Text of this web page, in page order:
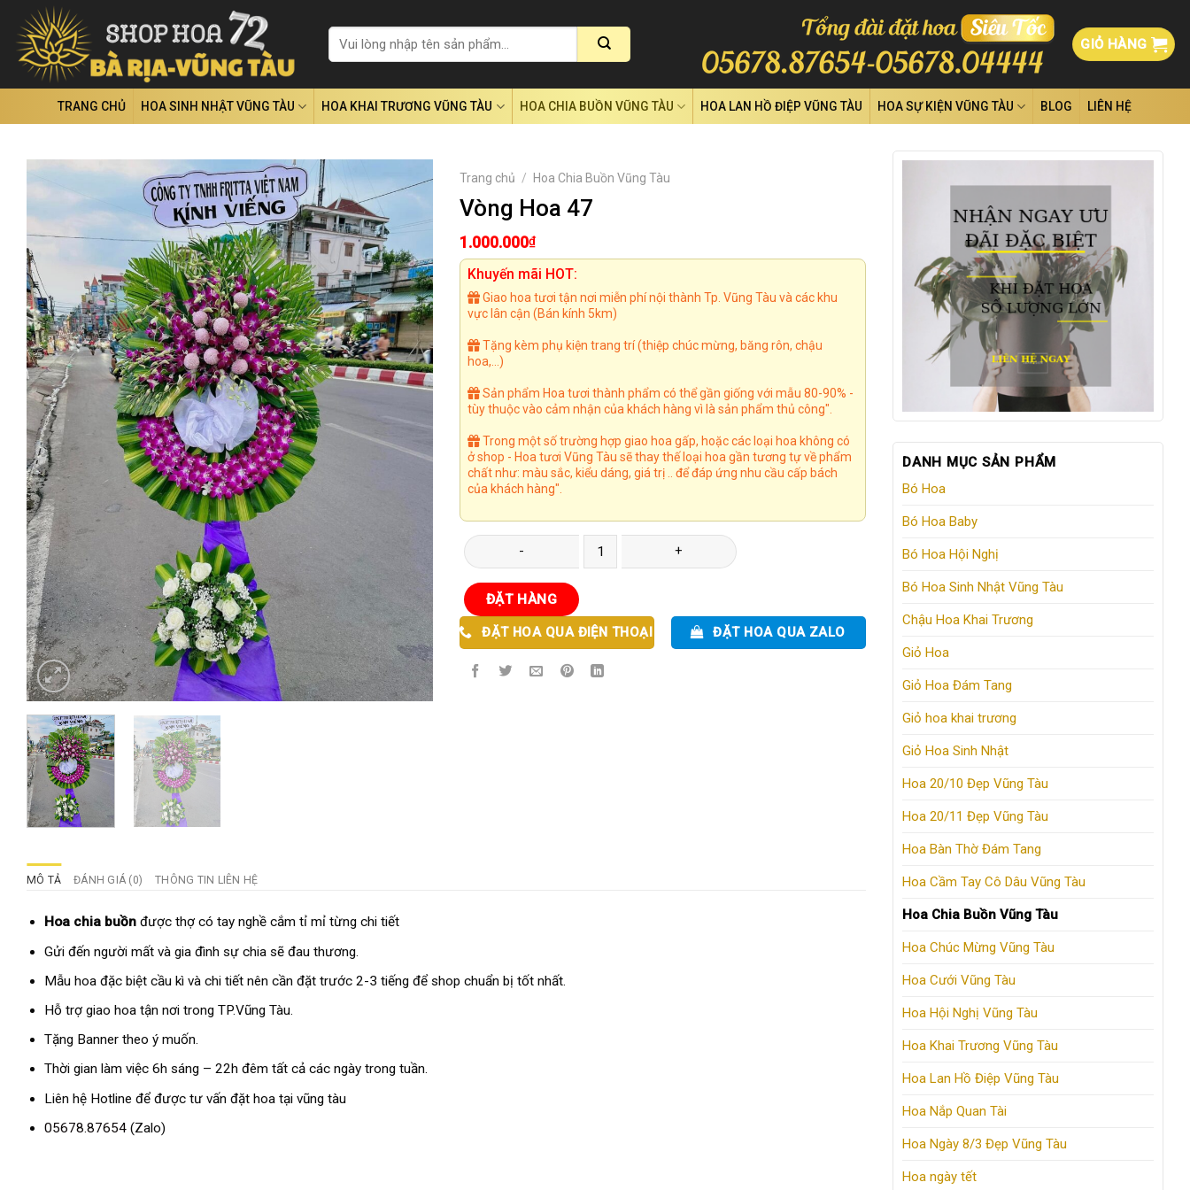
content
Tìm
kiếm:
GIỎ HÀNG
TRANG CHỦ HOA SINH NHẬT VŨNG TÀU HOA KHAI TRƯƠNG VŨNG TÀU HOA CHIA BUỒN VŨNG TÀU HOA LAN HỒ ĐIỆP VŨNG TÀU HOA SỰ KIỆN VŨNG TÀU BLOG LIÊN HỆ
DANH MỤC SẢN PHẨM
Bó Hoa
Bó Hoa Baby
Bó Hoa Hội Nghị
Bó Hoa Sinh Nhật Vũng Tàu
Chậu Hoa Khai Trương
Giỏ Hoa
Giỏ Hoa Đám Tang
Giỏ hoa khai trương
Giỏ Hoa Sinh Nhật
Hoa 20/10 Đẹp Vũng Tàu
Hoa 20/11 Đẹp Vũng Tàu
Hoa Bàn Thờ Đám Tang
Hoa Cầm Tay Cô Dâu Vũng Tàu
Hoa Chia Buồn Vũng Tàu
Hoa Chúc Mừng Vũng Tàu
Hoa Cưới Vũng Tàu
Hoa Hội Nghị Vũng Tàu
Hoa Khai Trương Vũng Tàu
Hoa Lan Hồ Điệp Vũng Tàu
Hoa Nắp Quan Tài
Hoa Ngày 8/3 Đẹp Vũng Tàu
Hoa ngày tết
Trang chủ / Hoa Chia Buồn Vũng Tàu
Vòng Hoa 47
1.000.000₫
Khuyến mãi HOT:
Giao hoa tươi tận nơi miễn phí nội thành Tp. Vũng Tàu và các khu
vực lân cận (Bán kính 5km)
Tặng kèm phụ kiện trang trí (thiệp chúc mừng, băng rôn, chậu
hoa,...)
Sản phẩm Hoa tươi thành phẩm có thể gần giống với mẫu 80-90% -
tùy thuộc vào cảm nhận của khách hàng vì là sản phẩm thủ công".
Trong một số trường hợp giao hoa gấp, hoặc các loại hoa không có
ở shop - Hoa tươi Vũng Tàu sẽ thay thế loại hoa gần tương tự về phẩm
chất như: màu sắc, kiểu dáng, giá trị .. để đáp ứng nhu cầu cấp bách
của khách hàng".
Vòng Hoa 47 số lượng
ĐẶT HÀNG
ĐẶT HOA QUA ĐIỆN THOẠI ĐẶT HOA QUA ZALO
MÔ TẢ ĐÁNH GIÁ (0) THÔNG TIN LIÊN HỆ
Hoa chia buồn được thợ có tay nghề cắm tỉ mỉ từng chi tiết
Gửi đến người mất và gia đình sự chia sẽ đau thương.
Mẫu hoa đặc biệt cầu kì và chi tiết nên cần đặt trước 2-3 tiếng để shop chuẩn bị tốt nhất.
Hỗ trợ giao hoa tận nơi trong TP.Vũng Tàu.
Tặng Banner theo ý muốn.
Thời gian làm việc 6h sáng – 22h đêm tất cả các ngày trong tuần.
Liên hệ Hotline để được tư vấn đặt hoa tại vũng tàu
05678.87654(Zalo)